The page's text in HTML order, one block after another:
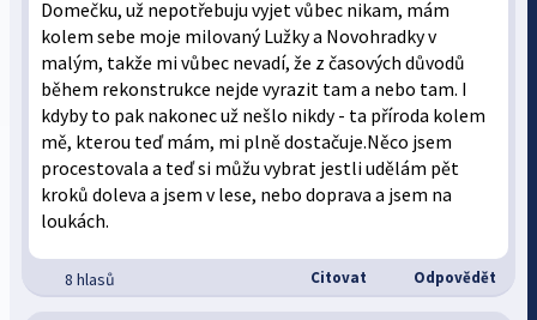
Domečku, už nepotřebuju vyjet vůbec nikam, mám
kolem sebe moje milovaný Lužky a Novohradky v
malým, takže mi vůbec nevadí, že z časových důvodů
během rekonstrukce nejde vyrazit tam a nebo tam. I
kdyby to pak nakonec už nešlo nikdy - ta příroda kolem
mě, kterou teď mám, mi plně dostačuje.Něco jsem
procestovala a teď si můžu vybrat jestli udělám pět
kroků doleva a jsem v lese, nebo doprava a jsem na
loukách.
8 hlasů Citovat Odpovědět